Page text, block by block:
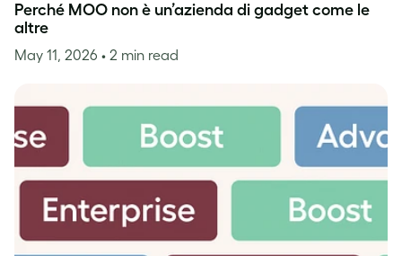
Perché MOO non è un’azienda di gadget come le
altre
May 11, 2026 • 2 min read